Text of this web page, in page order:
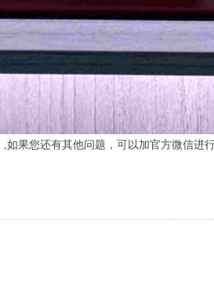
,如果您还有其他问题，可以加官方微信进